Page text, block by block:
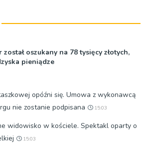
został oszukany na 78 tysięcy złotych,
pieniądze
opóźni się. Umowa z wykonawcą
nie zostanie podpisana
15:03
widowisko w kościele. Spektakl oparty o
15:03